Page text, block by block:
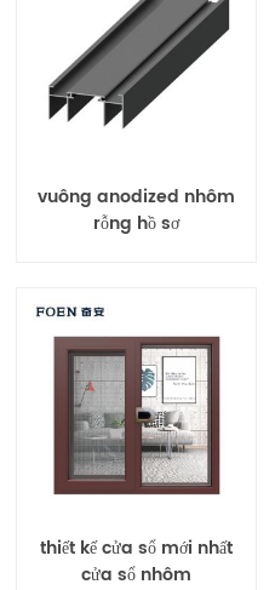
vuông anodized nhôm
rỗng hồ sơ
thiết kế cửa sổ mới nhất
cửa sổ nhôm